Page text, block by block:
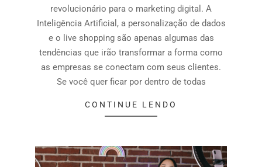
revolucionário para o marketing digital. A
Inteligência Artificial, a personalização de dados
e o live shopping são apenas algumas das
tendências que irão transformar a forma como
as empresas se conectam com seus clientes.
Se você quer ficar por dentro de todas
CONTINUE LENDO